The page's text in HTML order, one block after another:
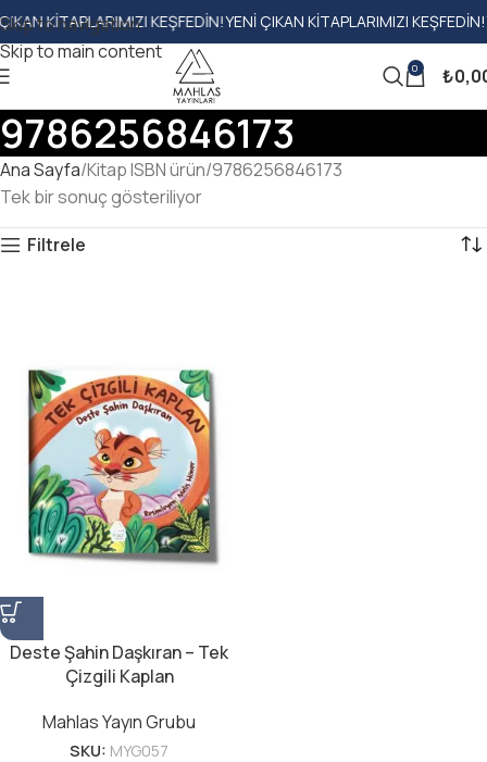
Skip to navigation
Skip to main content
KITAPLARIMIZI KEŞFEDIN!YENI ÇIKAN KITAPLARIMIZI KEŞFEDIN!
0 ₺
9786256846173
Ana Sayfa Kitap ISBN ürün 9786256846173
Tek bir sonuç gösteriliyor
Filtrele
Deste Şahin Daşkıran – Tek
Çizgili Kaplan
Mahlas Yayın Grubu
SKU: MYG057